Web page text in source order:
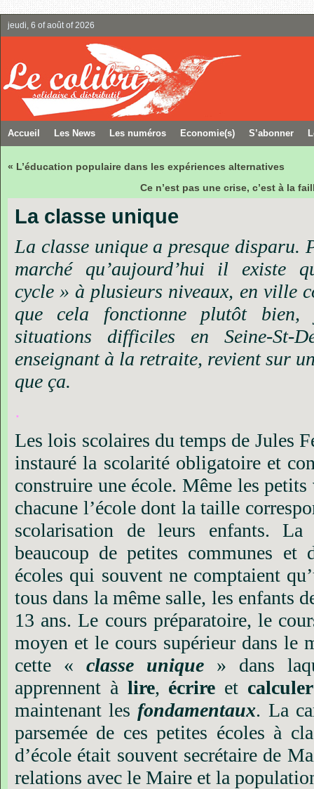
jeudi, 6 of août of 2026
Accueil Les News Les numéros Economie(s) S’abonner
« L’éducation populaire dans les expériences alternatives
Ce n’est pas une crise, c’est à la
La classe unique
La classe unique a presque disparu.
marché qu’aujourd’hui il existe
cycle » à plusieurs niveaux, en ville
que cela fonctionne plutôt bien,
situations difficiles en Seine-St-
enseignant à la retraite, revient sur
que ça.
.
Les lois scolaires du temps de Jules
instauré la scolarité obligatoire et
construire une école. Même les
chacune l’école dont la taille
scolarisation de leurs enfants.
beaucoup de petites communes et
écoles qui souvent ne comptaient
tous dans la même salle, les enfants
13 ans. Le cours préparatoire, le
moyen et le cours supérieur dans le
cette « classe unique » dans
apprennent à lire, écrire et calculer
maintenant les fondamentaux. La
parsemée de ces petites écoles à
d’école était souvent secrétaire de
relations avec le Maire et la